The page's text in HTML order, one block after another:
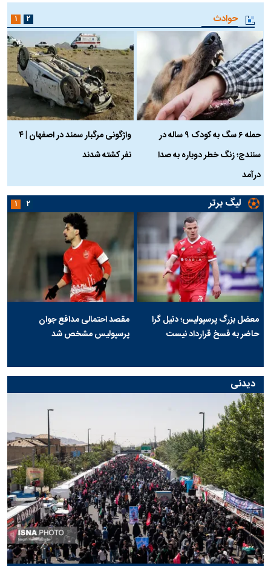
حوادث
حمله ۶ سگ به کودک ۹ ساله در
سنندج؛ زنگ خطر دوباره به صدا
درآمد
واژگونی مرگبار سمند در اصفهان | ۴
نفر کشته شدند
۱ ۲
لیگ برتر
معضل بزرگ پرسپولیس؛ دنیل گرا
حاضر به فسخ قرارداد نیست
مقصد احتمالی مدافع جوان
پرسپولیس مشخص شد
۱ ۲
دیدنی